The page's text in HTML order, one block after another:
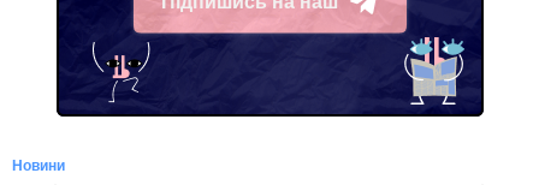
Telegram
Новини